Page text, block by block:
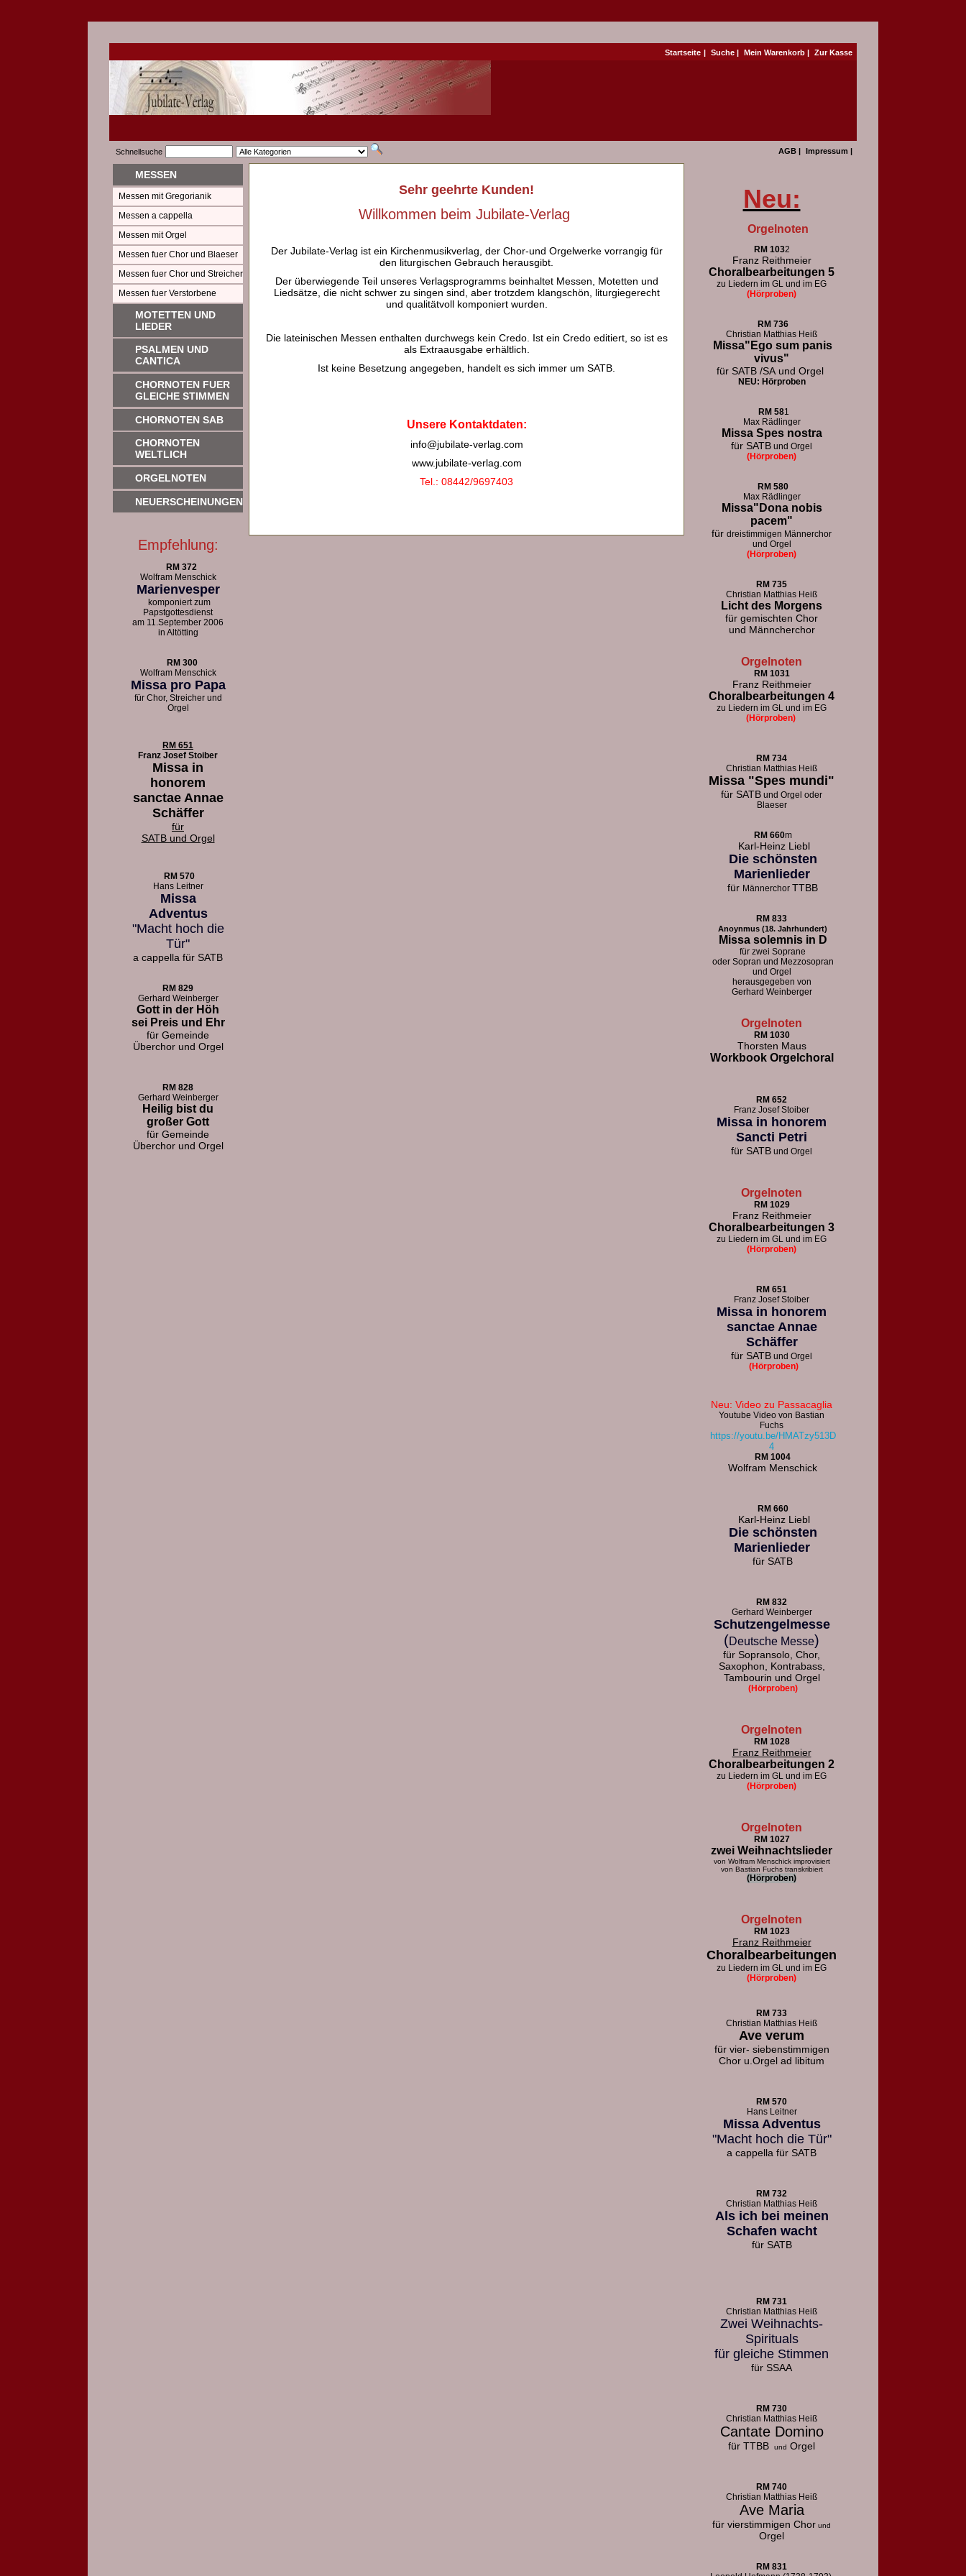
Startseite | Suche | Mein Warenkorb | Zur Kasse
Schnellsuche AGB | Impressum |
MESSEN
Messen mit Gregorianik
Messen a cappella
Messen mit Orgel
Messen fuer Chor und Blaeser
Messen fuer Chor und Streicher
Messen fuer Verstorbene
MOTETTEN UND
LIEDER
PSALMEN UND
CANTICA
CHORNOTEN FUER
GLEICHE STIMMEN
CHORNOTEN SAB
CHORNOTEN
WELTLICH
ORGELNOTEN
NEUERSCHEINUNGEN
Empfehlung:
RM 372
Wolfram Menschick
Marienvesper
komponiert zum
Papstgottesdienst
am 11.September 2006
in Altötting
RM 300
Wolfram Menschick
Missa pro Papa
für Chor, Streicher und
Orgel
RM 651
Franz Josef Stoiber
Missa in
honorem
sanctae Annae
Schäffer
für
SATB und Orgel
RM 570
Hans Leitner
Missa
Adventus
"Macht hoch die
Tür"
a cappella für SATB
RM 829
Gerhard Weinberger
Gott in der Höh
sei Preis und Ehr
für Gemeinde
Überchor und Orgel
RM 828
Gerhard Weinberger
Heilig bist du
großer Gott
für Gemeinde
Überchor und Orgel
Sehr geehrte Kunden!
Willkommen beim Jubilate-Verlag
Der Jubilate-Verlag ist ein Kirchenmusikverlag, der Chor-und Orgelwerke vorrangig für
den liturgischen Gebrauch herausgibt.
Der überwiegende Teil unseres Verlagsprogramms beinhaltet Messen, Motetten und
Liedsätze, die nicht schwer zu singen sind, aber trotzdem klangschön, liturgiegerecht
und qualitätvoll komponiert wurden.
Die lateinischen Messen enthalten durchwegs kein Credo. Ist ein Credo editiert, so ist es
als Extraausgabe erhältlich.
Ist keine Besetzung angegeben, handelt es sich immer um SATB.
Unsere Kontaktdaten:
info@jubilate-verlag.com
www.jubilate-verlag.com
Tel.: 08442/9697403
Neu:
Orgelnoten
RM 1032
Franz Reithmeier
Choralbearbeitungen 5
zu Liedern im GL und im EG
(Hörproben)
RM 736
Christian Matthias Heiß
Missa"Ego sum panis
vivus"
für SATB /SA und Orgel
NEU: Hörproben
RM 581
Max Rädlinger
Missa Spes nostra
für SATB und Orgel
(Hörproben)
RM 580
Max Rädlinger
Missa"Dona nobis
pacem"
für dreistimmigen Männerchor
und Orgel
(Hörproben)
RM 735
Christian Matthias Heiß
Licht des Morgens
für gemischten Chor
und Männcherchor
Orgelnoten
RM 1031
Franz Reithmeier
Choralbearbeitungen 4
zu Liedern im GL und im EG
(Hörproben)
RM 734
Christian Matthias Heiß
Missa "Spes mundi"
für SATB und Orgel oder
Blaeser
RM 660m
Karl-Heinz Liebl
Die schönsten
Marienlieder
für Männerchor TTBB
RM 833
Anoynmus (18. Jahrhundert)
Missa solemnis in D
für zwei Soprane
oder Sopran und Mezzosopran
und Orgel
herausgegeben von
Gerhard Weinberger
Orgelnoten
RM 1030
Thorsten Maus
Workbook Orgelchoral
RM 652
Franz Josef Stoiber
Missa in honorem
Sancti Petri
für SATB und Orgel
Orgelnoten
RM 1029
Franz Reithmeier
Choralbearbeitungen 3
zu Liedern im GL und im EG
(Hörproben)
RM 651
Franz Josef Stoiber
Missa in honorem
sanctae Annae
Schäffer
für SATB und Orgel
(Hörproben)
Neu: Video zu Passacaglia
Youtube Video von Bastian
Fuchs
https://youtu.be/HMATzy513D
4
RM 1004
Wolfram Menschick
RM 660
Karl-Heinz Liebl
Die schönsten
Marienlieder
für SATB
RM 832
Gerhard Weinberger
Schutzengelmesse
(Deutsche Messe)
für Sopransolo, Chor,
Saxophon, Kontrabass,
Tambourin und Orgel
(Hörproben)
Orgelnoten
RM 1028
Franz Reithmeier
Choralbearbeitungen 2
zu Liedern im GL und im EG
(Hörproben)
Orgelnoten
RM 1027
zwei Weihnachtslieder
von Wolfram Menschick improvisiert
von Bastian Fuchs transkribiert
(Hörproben)
Orgelnoten
RM 1023
Franz Reithmeier
Choralbearbeitungen
zu Liedern im GL und im EG
(Hörproben)
RM 733
Christian Matthias Heiß
Ave verum
für vier- siebenstimmigen
Chor u. Orgel ad libitum
RM 570
Hans Leitner
Missa Adventus
"Macht hoch die Tür"
a cappella für SATB
RM 732
Christian Matthias Heiß
Als ich bei meinen
Schafen wacht
für SATB
RM 731
Christian Matthias Heiß
Zwei Weihnachts-
Spirituals
für gleiche Stimmen
für SSAA
RM 730
Christian Matthias Heiß
Cantate Domino
für TTBB und Orgel
RM 740
Christian Matthias Heiß
Ave Maria
für vierstimmigen Chor und
Orgel
RM 831